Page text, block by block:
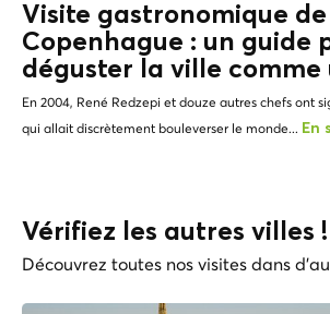
Visite gastronomique de
Copenhague : un guide
déguster la ville comme
En 2004, René Redzepi et douze autres chefs ont
qui allait discrètement bouleverser le monde... En
Vérifiez les autres villes !
Découvrez toutes nos visites dans